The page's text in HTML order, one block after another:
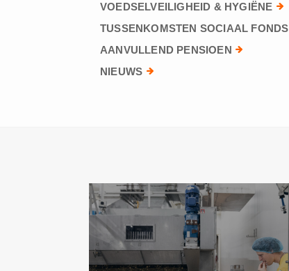
VOEDSELVEILIGHEID & HYGIËNE
TUSSENKOMSTEN SOCIAAL FONDS
AANVULLEND PENSIOEN
NIEUWS